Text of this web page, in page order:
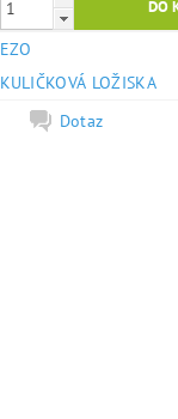
EZO
KULIČKOVÁ LOŽISKA
Dotaz